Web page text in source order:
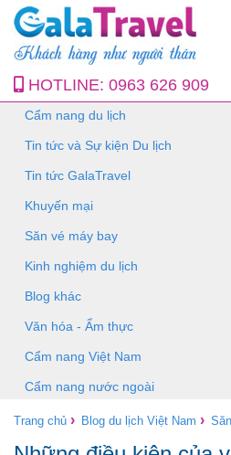
HOTLINE: 0963 626 909
Cẩm nang du lịch
Tin tức và Sự kiện Du lịch
Tin tức GalaTravel
Khuyến mại
Săn vé máy bay
Kinh nghiệm du lịch
Blog khác
Văn hóa - Ẩm thực
Cẩm nang Việt Nam
Cẩm nang nước ngoài
Trang chủ › Blog du lịch Việt Nam ›